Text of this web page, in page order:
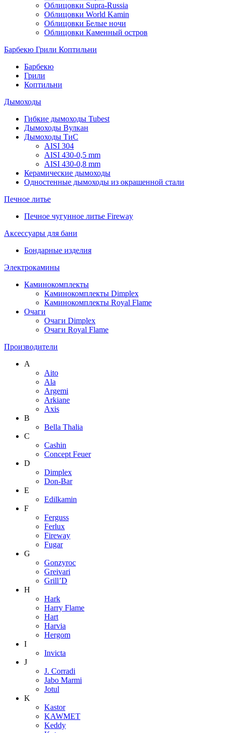
Облицовки Supra-Russia
Облицовки World Kamin
Облицовки Белые ночи
Облицовки Каменный остров
Барбекю Грили Коптильни
Барбекю
Грили
Коптильни
Дымоходы
Гибкие дымоходы Tubest
Дымоходы Вулкан
Дымоходы ТиС
AISI 304
AISI 430-0,5 mm
AISI 430-0,8 mm
Керамические дымоходы
Одностенные дымоходы из окрашенной стали
Печное литье
Печное чугунное литье Fireway
Аксессуары для бани
Бондарные изделия
Электрокамины
Каминокомплекты
Каминокомплекты Dimplex
Каминокомплекты Royal Flame
Очаги
Очаги Dimplex
Очаги Royal Flame
Производители
A
Aito
Ala
Argemi
Arkiane
Axis
B
Bella Thalia
C
Cashin
Concept Feuer
D
Dimplex
Don-Bar
E
Edilkamin
F
Ferguss
Ferlux
Fireway
Fugar
G
Gonzyroc
Greivari
Grill’D
H
Hark
Harry Flame
Hart
Harvia
Hergom
I
Invicta
J
J. Corradi
Jabo Marmi
Jotul
K
Kastor
KAWMET
Keddy